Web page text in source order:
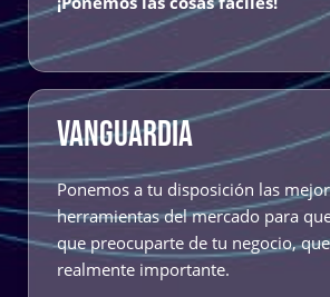
VANGUARDIA
Ponemos a tu disposición las
herramientas del mercado para
que preocuparte de tu negocio,
realmente importante.